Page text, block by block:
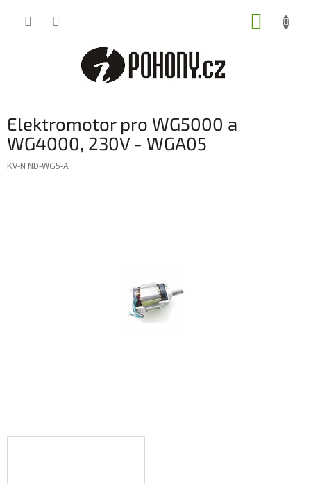
Elektromotor pro WG5000 a
WG4000, 230V - WGA05
KV-N ND-WG5-A